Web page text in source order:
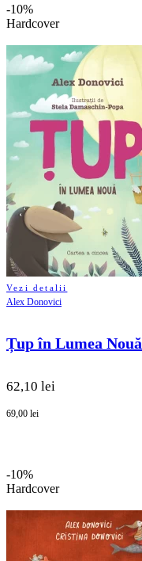
-10%
Hardcover
Vezi detalii
Alex Donovici
Țup în Lumea Nouă
62,10 lei
69,00 lei
-10%
Hardcover